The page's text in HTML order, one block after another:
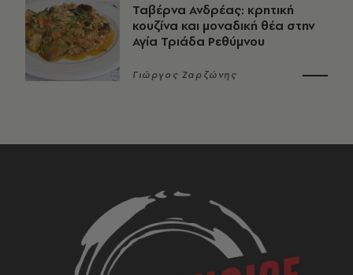
Ταβέρνα Ανδρέας: κρητική
κουζίνα και μοναδική θέα στην
Αγία Τριάδα Ρεθύμνου
Γιώργος Ζαρζώνης